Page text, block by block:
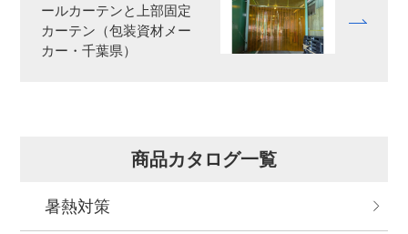
ールカーテンと上部固定
カーテン（包装資材メー
カー・千葉県）
商品カタログ一覧
暑熱対策